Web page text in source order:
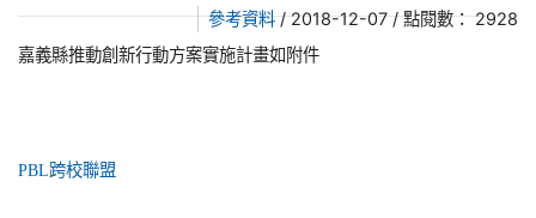
參考資料/ 2018-12-07 / 點閱數： 2928
嘉義縣推動創新行動方案實施計畫如附件
PBL跨校聯盟